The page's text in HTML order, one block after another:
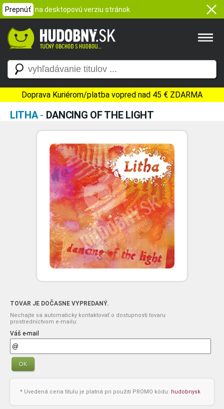
Prepnúť na desktopovú verziu stránok
Doprava Kuriérom/platba vopred nad 45 € ZDARMA
LITHA- DANCING OF THE LIGHT
TOVAR JE DOČASNE VYPREDANÝ.
Nechajte sa automaticky kontaktovať o dostupnosti tovaru
prostredníctvom e-mailu:
Váš e-mail
OK
* Uvedená cena titulu je platná pri použití PROMO kódu: hudobnysk